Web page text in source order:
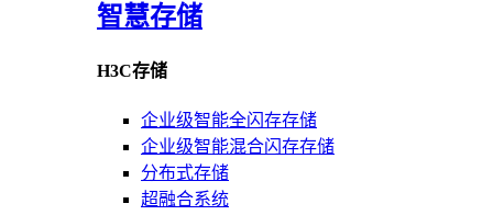
智慧存储
H3C存储
企业级智能全闪存存储
企业级智能混合闪存存储
分布式存储
超融合系统